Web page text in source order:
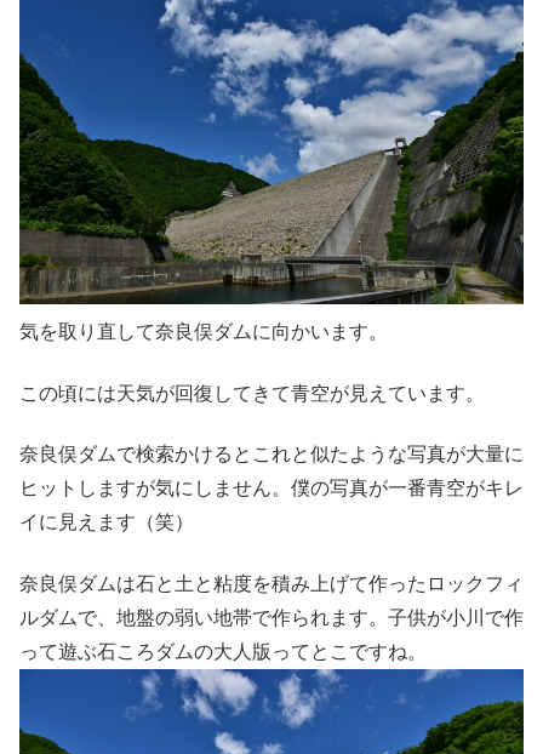
気を取り直して奈良俣ダムに向かいます。
この頃には天気が回復してきて青空が見えています。
奈良俣ダムで検索かけるとこれと似たような写真が大量に
ヒットしますが気にしません。僕の写真が一番青空がキレ
イに見えます（笑）
奈良俣ダムは石と土と粘度を積み上げて作ったロックフィ
ルダムで、地盤の弱い地帯で作られます。子供が小川で作
って遊ぶ石ころダムの大人版ってとこですね。